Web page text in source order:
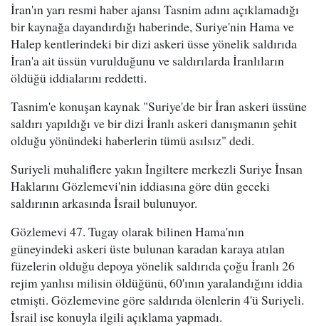
İran'ın yarı resmi haber ajansı Tasnim adını açıklamadığı
bir kaynağa dayandırdığı haberinde, Suriye'nin Hama ve
Halep kentlerindeki bir dizi askeri üsse yönelik saldırıda
İran'a ait üssün vurulduğunu ve saldırılarda İranlıların
öldüğü iddialarını reddetti.
Tasnim'e konuşan kaynak "Suriye'de bir İran askeri üssüne
saldırı yapıldığı ve bir dizi İranlı askeri danışmanın şehit
olduğu yönündeki haberlerin tümü asılsız" dedi.
Suriyeli muhaliflere yakın İngiltere merkezli Suriye İnsan
Haklarını Gözlemevi'nin iddiasına göre dün geceki
saldırının arkasında İsrail bulunuyor.
Gözlemevi 47. Tugay olarak bilinen Hama'nın
güneyindeki askeri üste bulunan karadan karaya atılan
füzelerin olduğu depoya yönelik saldırıda çoğu İranlı 26
rejim yanlısı milisin öldüğünü, 60'ının yaralandığını iddia
etmişti. Gözlemevine göre saldırıda ölenlerin 4'ü Suriyeli.
İsrail ise konuyla ilgili açıklama yapmadı.